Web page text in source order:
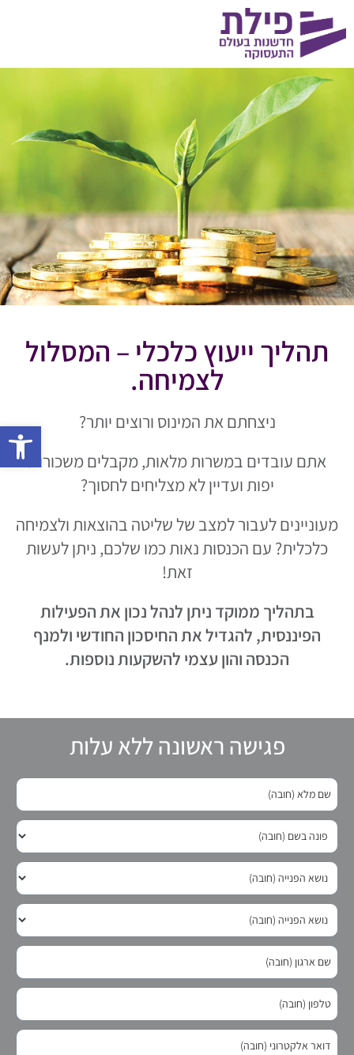
תהליך ייעוץ כלכלי – המסלול
לצמיחה.
ניצחתם את המינוס ורוצים יותר?
אתם עובדים במשרות מלאות, מקבלים משכורות
יפות ועדיין לא מצליחים לחסוך?
מעוניינים לעבור למצב של שליטה בהוצאות ולצמיחה
כלכלית? עם הכנסות נאות כמו שלכם, ניתן לעשות
זאת!
בתהליך ממוקד ניתן לנהל נכון את הפעילות
הפיננסית, להגדיל את החיסכון החודשי ולמנף
הכנסה והון עצמי להשקעות נוספות.
פגישה ראשונה ללא עלות